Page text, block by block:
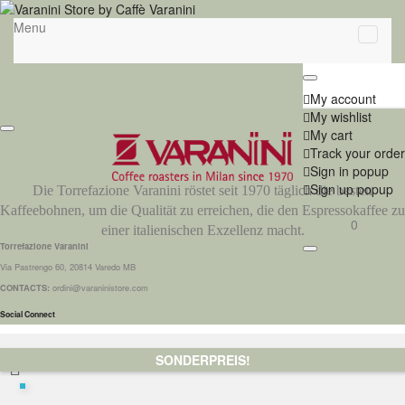
Menu
My account
My wishlist
My cart
Track your order
Sign in popup
Sign up popup
0
Die Torrefazione Varanini röstet seit 1970 täglich die besten
Kaffeebohnen, um die Qualität zu erreichen, die den Espressokaffee zu
einer italienischen Exzellenz macht.
Torrefazione Varanini
Via Pastrengo 60, 20814 Varedo MB
CONTACTS: ordini@varaninistore.com
Social Connect
SONDERPREIS!